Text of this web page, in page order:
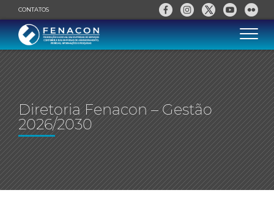
CONTATOS
Diretoria Fenacon – Gestão
2026/2030